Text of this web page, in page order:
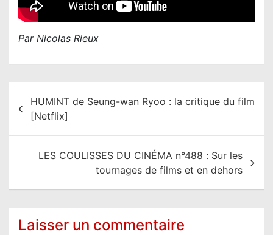
Par Nicolas Rieux
HUMINT de Seung-wan Ryoo : la critique du film
[Netflix]
LES COULISSES DU CINÉMA n°488 : Sur les
tournages de films et en dehors
Laisser un commentaire